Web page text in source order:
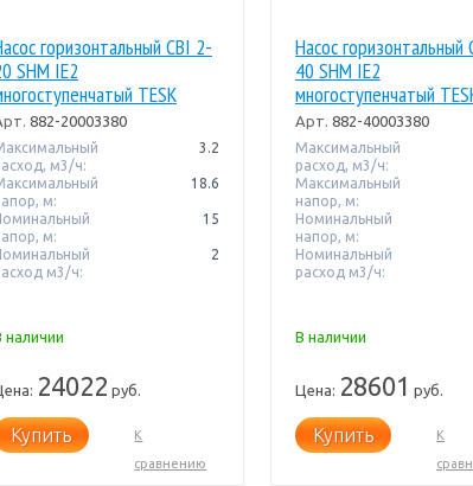
горизонтальный CBI 2-
SHM IE2
TESK
882-20003380
м3/ч:
3.2
м:
18.6
м:
15
м3/ч:
2
наличии
24022 руб.
Купить
К
сравнению
Насос горизонтальный
40 SHM IE2
многоступенчатый
Арт. 882-40003380
Максимальный
расход, м3/ч:
Максимальный
напор, м:
Номинальный
напор, м:
Номинальный
расход м3/ч:
В наличии
Цена: 28601 руб.
Купить
К